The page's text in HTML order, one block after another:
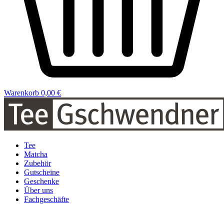
Warenkorb 0,00 €
Tee
Matcha
Zubehör
Gutscheine
Geschenke
Über uns
Fachgeschäfte